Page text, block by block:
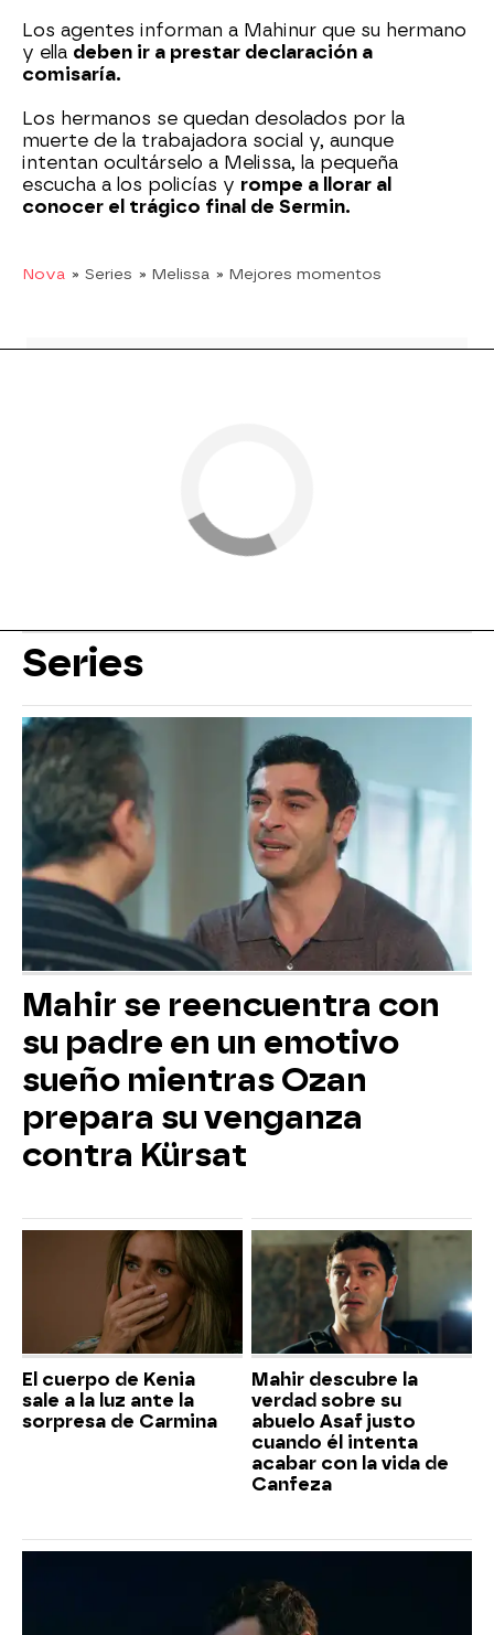
Los agentes informan a Mahinur que su hermano
y ella deben ir a prestar declaración a
comisaría.
Los hermanos se quedan desolados por la
muerte de la trabajadora social y, aunque
intentan ocultárselo a Melissa, la pequeña
escucha a los policías y rompe a llorar al
conocer el trágico final de Sermin.
Nova » Series » Melissa » Mejores momentos
Series
Mahir se reencuentra con
su padre en un emotivo
sueño mientras Ozan
prepara su venganza
contra Kürsat
El cuerpo de Kenia
sale a la luz ante la
sorpresa de Carmina
Mahir descubre la
verdad sobre su
abuelo Asaf justo
cuando él intenta
acabar con la vida de
Canfeza